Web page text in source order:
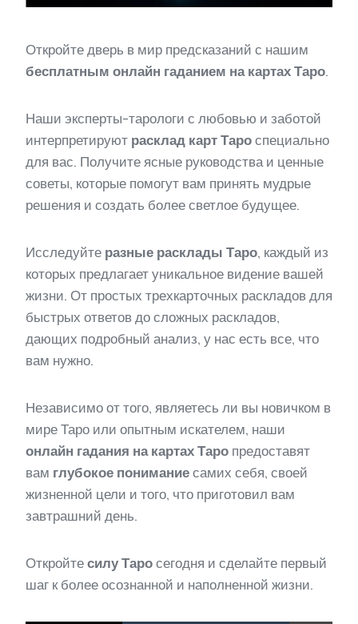
Откройте дверь в мир предсказаний с нашим
бесплатным онлайн гаданием на картах Таро.
Наши эксперты-тарологи с любовью и заботой
интерпретируют расклад карт Таро специально
для вас. Получите ясные руководства и ценные
советы, которые помогут вам принять мудрые
решения и создать более светлое будущее.
Исследуйте разные расклады Таро, каждый из
которых предлагает уникальное видение вашей
жизни. От простых трехкарточных раскладов для
быстрых ответов до сложных раскладов,
дающих подробный анализ, у нас есть все, что
вам нужно.
Независимо от того, являетесь ли вы новичком в
мире Таро или опытным искателем, наши
онлайн гадания на картах Таро предоставят
вам глубокое понимание самих себя, своей
жизненной цели и того, что приготовил вам
завтрашний день.
Откройте силу Таро сегодня и сделайте первый
шаг к более осознанной и наполненной жизни.